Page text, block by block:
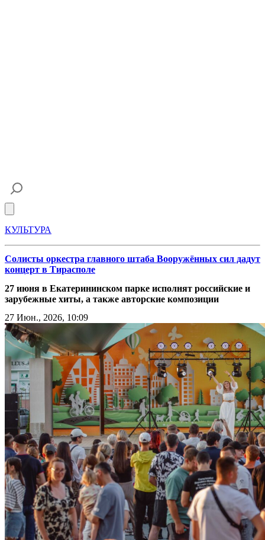
КУЛЬТУРА
Солисты оркестра главного штаба Вооружённых сил дадут
концерт в Тирасполе
27 июня в Екатерининском парке исполнят российские и
зарубежные хиты, а также авторские композиции
27 Июн., 2026, 10:09